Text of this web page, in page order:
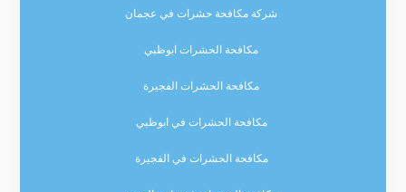
شركة مكافحة حشرات في عجمان
مكافحة الحشرات ابوظبي
مكافحة الحشرات الفجيرة
مكافحة الحشرات في ابوظبي
مكافحة الحشرات في الفجيرة